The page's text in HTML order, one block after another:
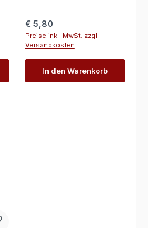
Regulärer Preis:
€ 5,80
Preise inkl. MwSt. zzgl.
Versandkosten
In den Warenkorb